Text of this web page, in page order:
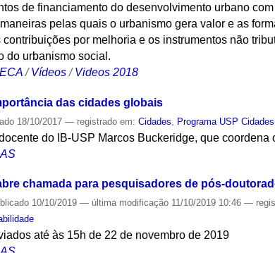
de financiamento do desenvolvimento urbano
pelas quais o urbanismo gera valor e as
por melhoria e os instrumentos não
do urbanismo social.
/Vídeos /Videos 2018
das cidades globais
18/10/2017— registrado em:Cidades Programa USP
do IB-USP Marcos Buckeridge, que
chamada para pesquisadores de pós-
10/10/2019— última modificação 11/10/2019 10:46—
até às 15h de 22 de novembro de 2019